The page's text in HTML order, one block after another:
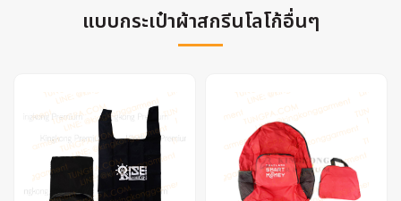
แบบกระเป๋าผ้าสกรีนโลโก้อื่นๆ